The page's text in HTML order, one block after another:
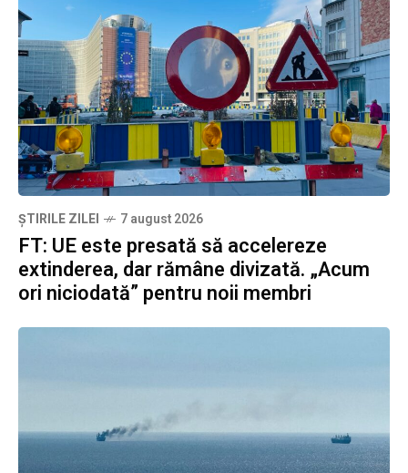
ȘTIRILE ZILEI 7 august 2026
FT: UE este presată să accelereze
extinderea, dar rămâne divizată. „Acum
ori niciodată” pentru noii membri